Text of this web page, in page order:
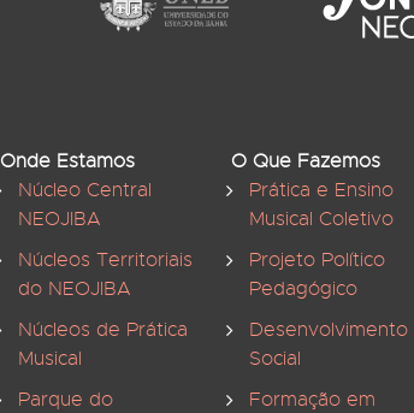
Onde Estamos
Núcleo Central
NEOJIBA
Núcleos Territoriais
do NEOJIBA
Núcleos de Prática
Musical
Parque do
O Que Fazemos
Prática e Ensino
Musical Coletivo
Projeto Político
Pedagógico
Desenvolvimento
Social
Formação em